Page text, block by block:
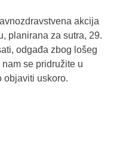
akcija
planirana za sutra, 29.
odgađa zbog lošeg
se pridružite u
objaviti uskoro.